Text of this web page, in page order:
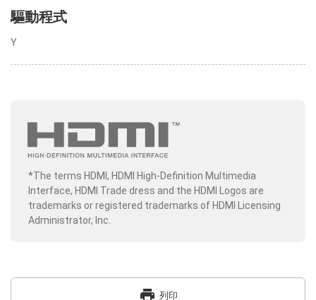
驅動程式
Y
*The terms HDMI, HDMI High-Definition Multimedia
Interface, HDMI Trade dress and the HDMI Logos are
trademarks or registered trademarks of HDMI Licensing
Administrator, Inc.
print 列印